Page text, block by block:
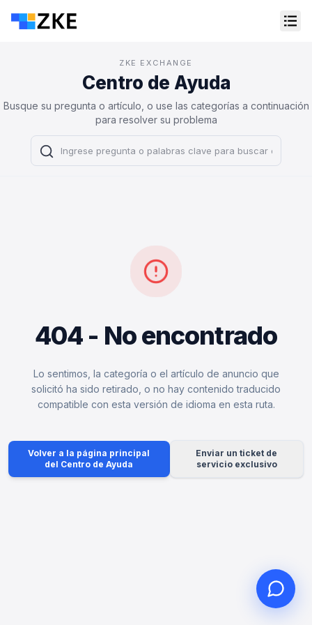
ZKE EXCHANGE
Centro de Ayuda
Busque su pregunta o artículo, o use las categorías a continuación
para resolver su problema
404 - No encontrado
Lo sentimos, la categoría o el artículo de anuncio que
solicitó ha sido retirado, o no hay contenido traducido
compatible con esta versión de idioma en esta ruta.
Volver a la página principal
del Centro de Ayuda
Enviar un ticket de
servicio exclusivo
Hola, ¿en qué puedo
ayudarle?
Iniciar consulta en línea